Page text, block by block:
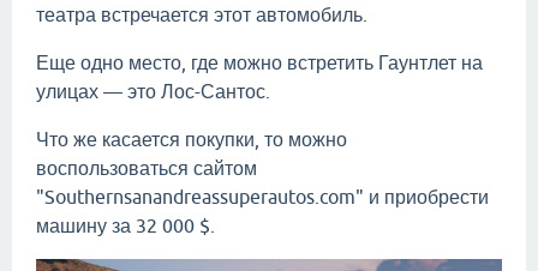
театра встречается этот автомобиль.
Еще одно место, где можно встретить Гаунтлет на
улицах — это Лос-Сантос.
Что же касается покупки, то можно
воспользоваться сайтом
"Southernsanandreassuperautos.com" и приобрести
машину за 32 000 $.